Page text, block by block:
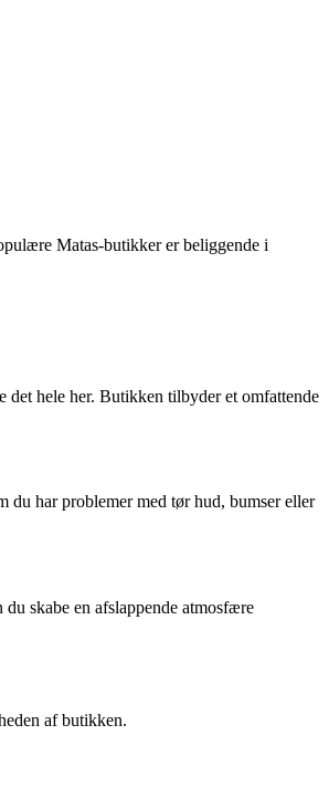
Matas-butikker er beliggende i
det hele her. Butikken tilbyder et omfattende
du har problemer med tør hud, bumser eller
skabe en afslappende atmosfære
af butikken.